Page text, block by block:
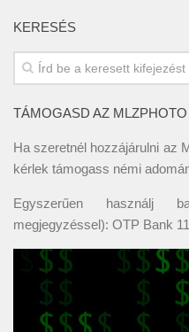
KERESÉS
TÁMOGASD AZ MLZPHOTO
Ha szeretnél hozzájárulni az
kérlek támogass némi
Egyszerűen használj
megjegyzéssel): OTP Bank